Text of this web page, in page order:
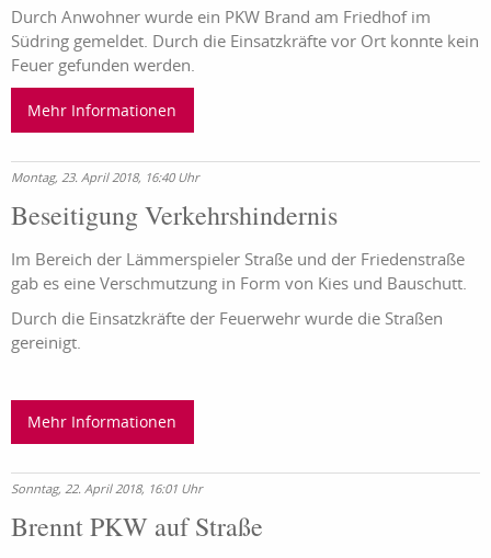
Durch Anwohner wurde ein PKW Brand am Friedhof im
Südring gemeldet. Durch die Einsatzkräfte vor Ort konnte kein
Feuer gefunden werden.
Mehr Informationen
Montag, 23. April 2018, 16:40 Uhr
Beseitigung Verkehrshindernis
Im Bereich der Lämmerspieler Straße und der Friedenstraße
gab es eine Verschmutzung in Form von Kies und Bauschutt.
Durch die Einsatzkräfte der Feuerwehr wurde die Straßen
gereinigt.
Mehr Informationen
Sonntag, 22. April 2018, 16:01 Uhr
Brennt PKW auf Straße